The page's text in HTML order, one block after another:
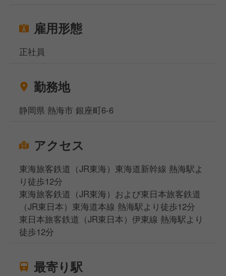
雇用形態
正社員
勤務地
静岡県 熱海市 銀座町6-6
アクセス
東海旅客鉄道（JR東海）東海道新幹線 熱海駅よ
り徒歩12分
東海旅客鉄道（JR東海）および東日本旅客鉄道
（JR東日本）東海道本線 熱海駅より徒歩12分
東日本旅客鉄道（JR東日本）伊東線 熱海駅より
徒歩12分
最寄り駅